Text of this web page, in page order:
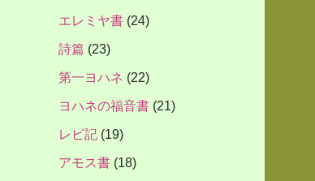
エレミヤ書 (24)
詩篇 (23)
第一ヨハネ (22)
ヨハネの福音書 (21)
レビ記 (19)
アモス書 (18)